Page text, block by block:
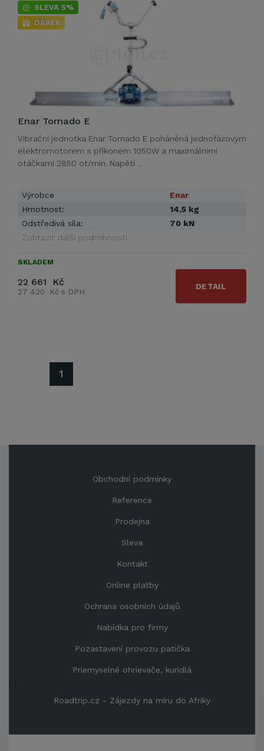
SLEVA 5%
DÁREK
Enar Tornado E
Vibrační jednotka Enar Tornado E poháněná jednofázovým
elektromotorem s příkonem 1050W a maximálnimi
otáčkami 2850 ot/min. Napětí …
Výrobce
Enar
Hmotnost:
14,5 kg
Odstředivá síla:
70 kN
Zobrazit další podrobnosti
SKLADEM
22 661 Kč
27 420 Kč s DPH
DETAIL
1
Obchodní podmínky
Reference
Prodejna
Sleva
Kontakt
Online platby
Ochrana osobních údajů
Nabídka pro firmy
Pozastavení provozu patička
Priemyselné ohrievače, kuridlá
Roadtrip.cz - Zájezdy na míru do Afriky